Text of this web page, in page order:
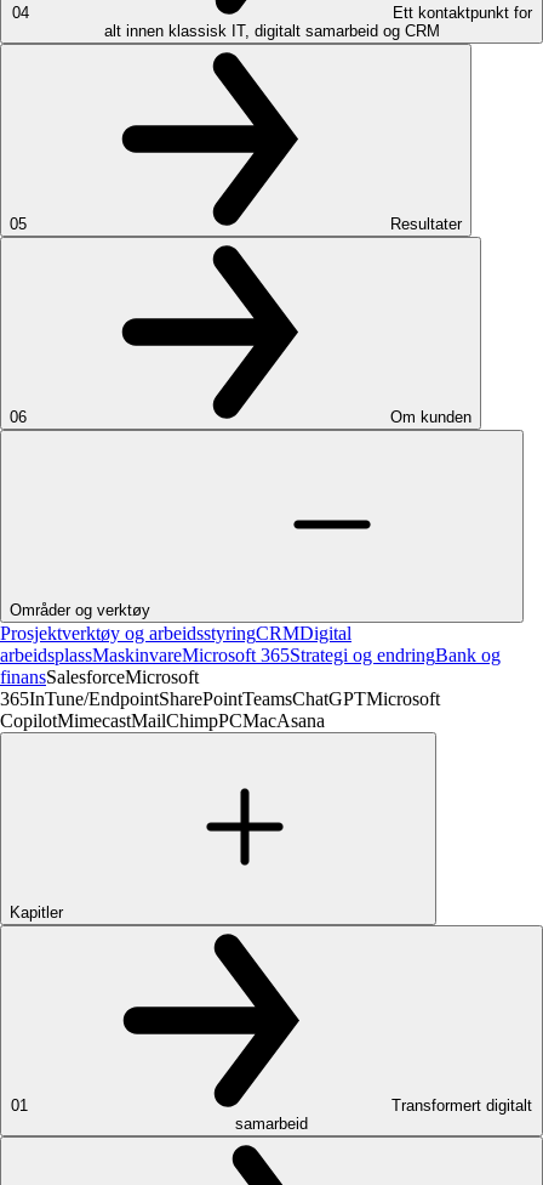
04
Ett kontaktpunkt for
alt innen klassisk IT, digitalt samarbeid og CRM
05 Resultater
06 Om kunden
Områder og verktøy
Prosjektverktøy og arbeidsstyringCRMDigital
arbeidsplassMaskinvareMicrosoft 365Strategi og endringBank og
finansSalesforceMicrosoft
365InTune/EndpointSharePointTeamsChatGPTMicrosoft
CopilotMimecastMailChimpPCMacAsana
Kapitler
01
Transformert digitalt
samarbeid